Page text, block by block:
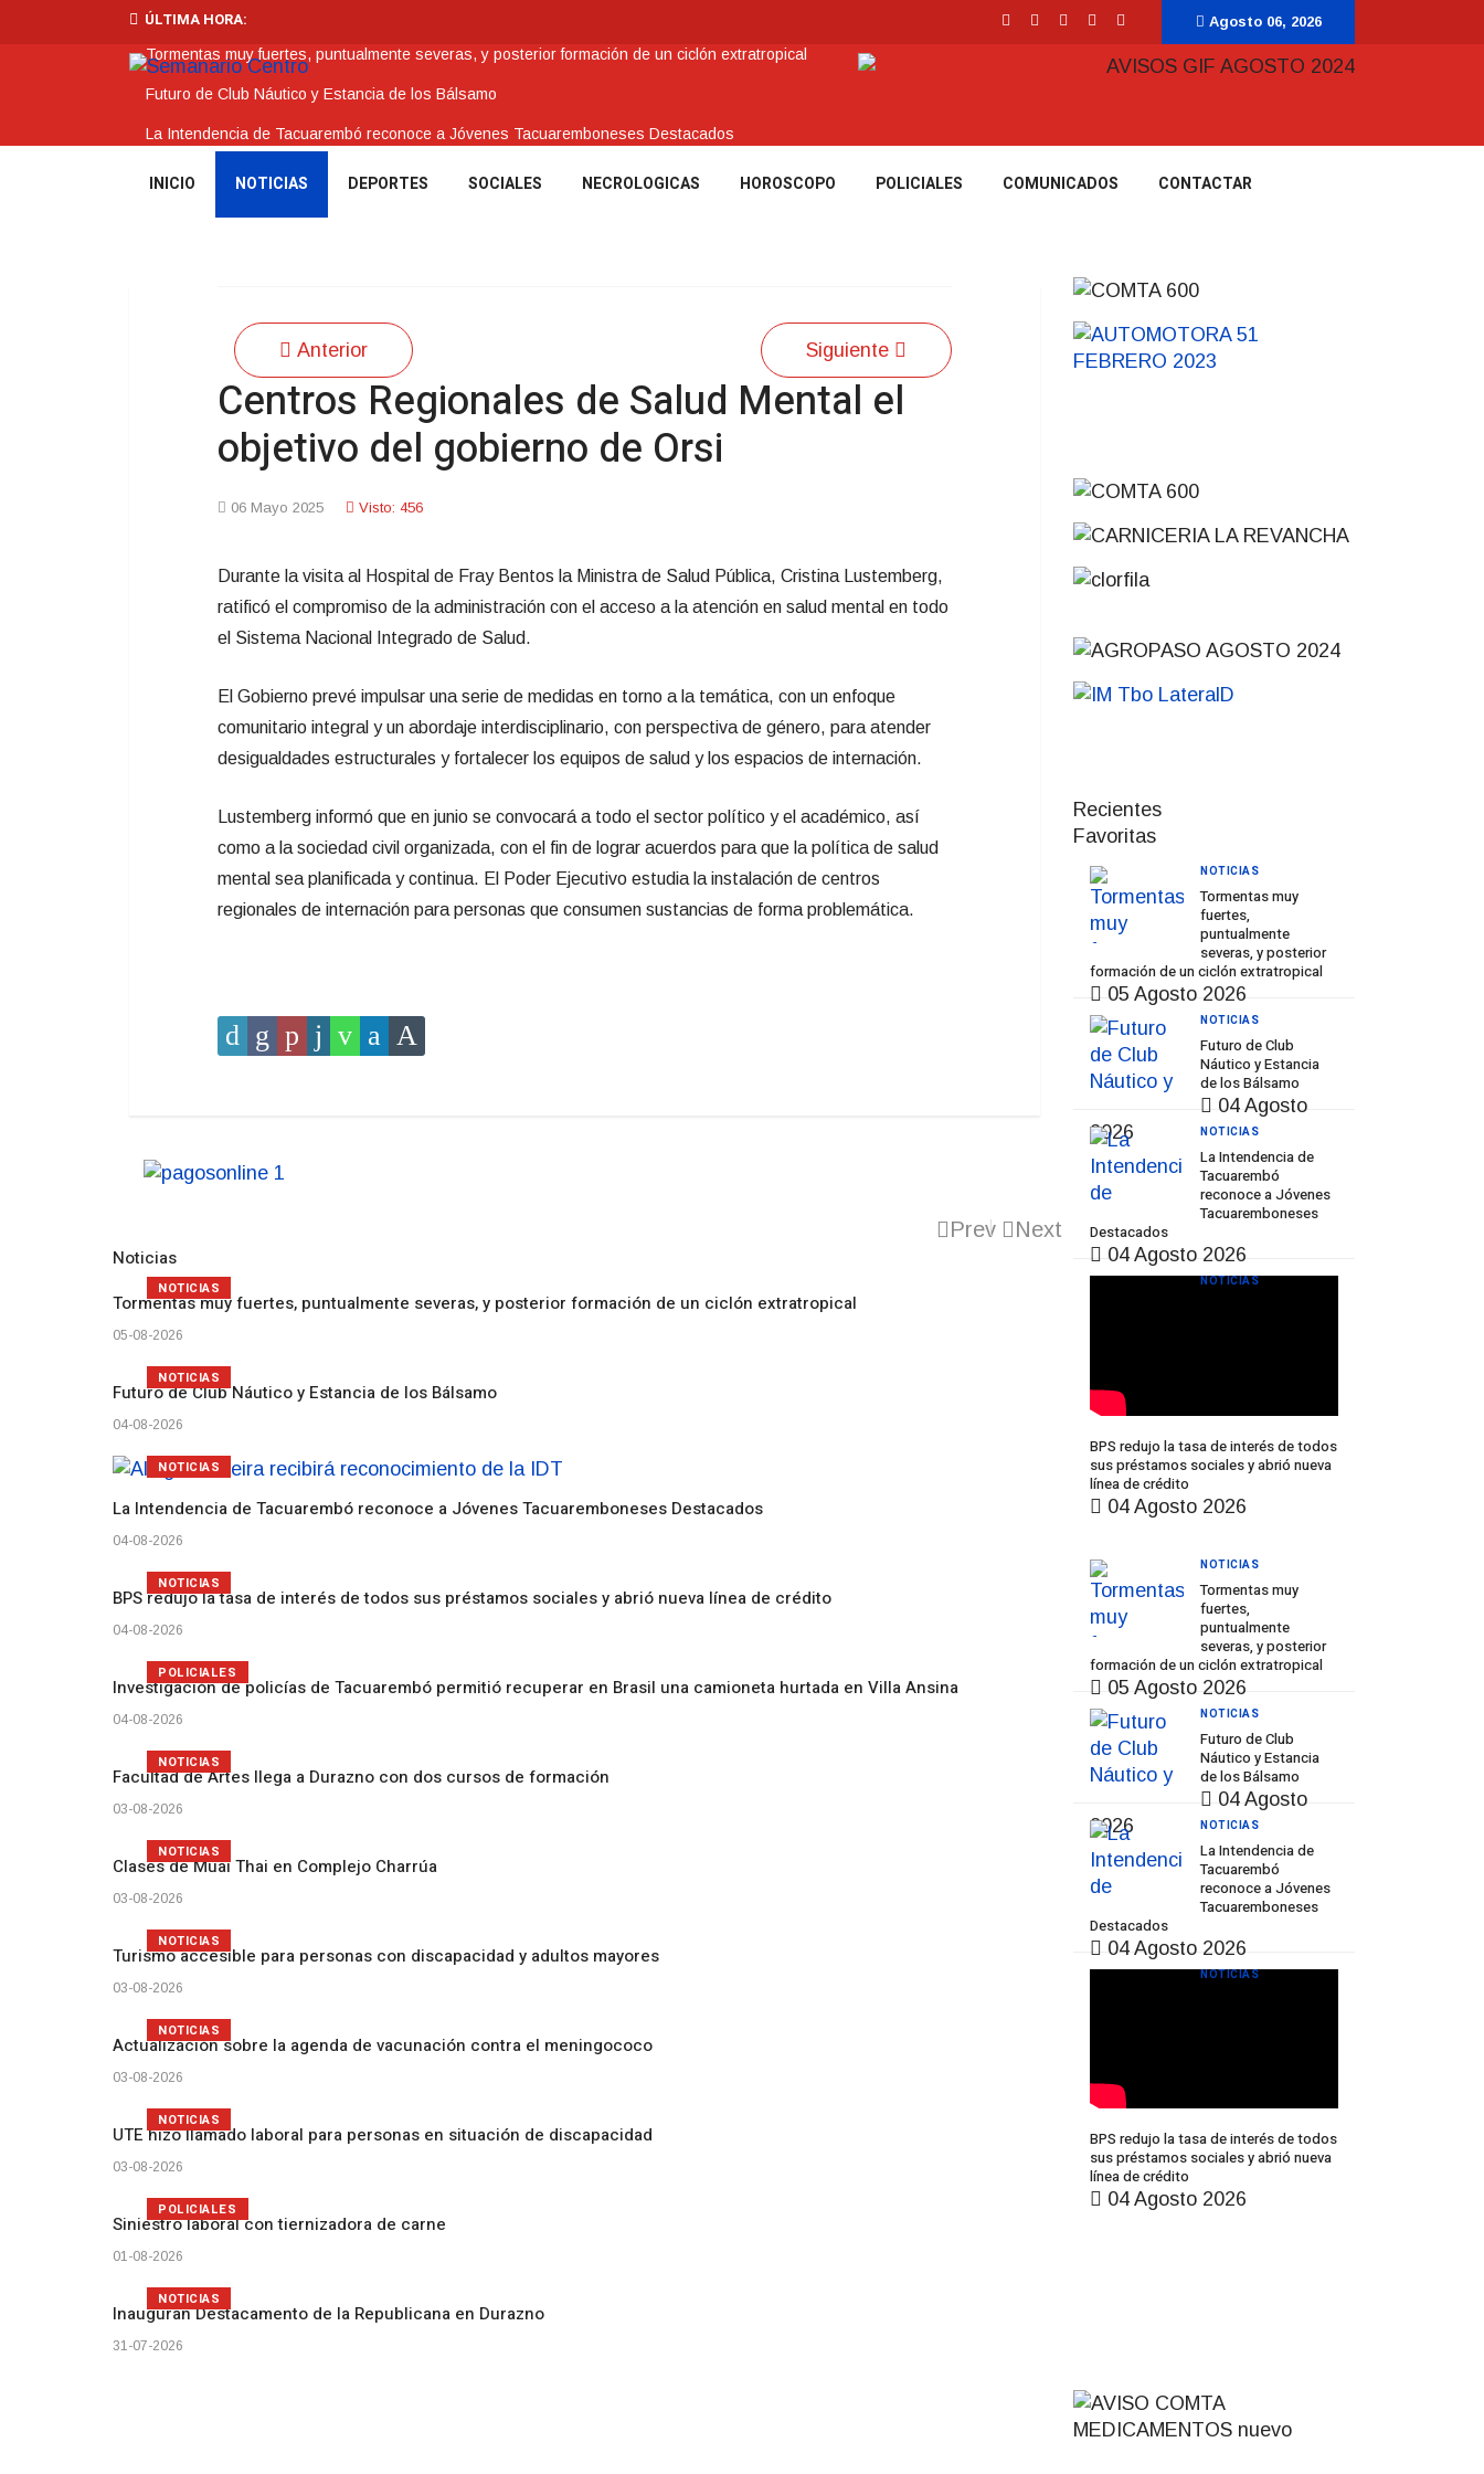
ÚLTIMA HORA:
Tormentas muy fuertes, puntualmente severas, y posterior formación de un ciclón extratropical
Futuro de Club Náutico y Estancia de los Bálsamo
La Intendencia de Tacuarembó reconoce a Jóvenes Tacuaremboneses Destacados
BPS redujo la tasa de interés de todos sus préstamos sociales y abrió nueva línea de crédito
Agosto 06, 2026
INICIO NOTICIAS DEPORTES SOCIALES NECROLOGICAS HOROSCOPO POLICIALES COMUNICADOS CONTACTAR
Anterior Siguiente
Centros Regionales de Salud Mental el
objetivo del gobierno de Orsi
06 Mayo 2025 Visto: 456
Durante la visita al Hospital de Fray Bentos la Ministra de Salud Pública, Cristina Lustemberg,
ratificó el compromiso de la administración con el acceso a la atención en salud mental en todo
el Sistema Nacional Integrado de Salud.
El Gobierno prevé impulsar una serie de medidas en torno a la temática, con un enfoque
comunitario integral y un abordaje interdisciplinario, con perspectiva de género, para atender
desigualdades estructurales y fortalecer los equipos de salud y los espacios de internación.
Lustemberg informó que en junio se convocará a todo el sector político y el académico, así
como a la sociedad civil organizada, con el fin de lograr acuerdos para que la política de salud
mental sea planificada y continua. El Poder Ejecutivo estudia la instalación de centros
regionales de internación para personas que consumen sustancias de forma problemática.
Noticias
Prev Next
Tormentas muy fuertes, puntualmente severas, y posterior formación de un ciclón extratropical
05-08-2026
NOTICIAS
Futuro de Club Náutico y Estancia de los Bálsamo
04-08-2026
NOTICIAS
La Intendencia de Tacuarembó reconoce a Jóvenes Tacuaremboneses Destacados
04-08-2026
NOTICIAS
BPS redujo la tasa de interés de todos sus préstamos sociales y abrió nueva línea de crédito
04-08-2026
NOTICIAS
Investigación de policías de Tacuarembó permitió recuperar en Brasil una camioneta hurtada en Villa Ansina
04-08-2026
POLICIALES
Facultad de Artes llega a Durazno con dos cursos de formación
03-08-2026
NOTICIAS
Clases de Muai Thai en Complejo Charrúa
03-08-2026
NOTICIAS
Turismo accesible para personas con discapacidad y adultos mayores
03-08-2026
NOTICIAS
Actualización sobre la agenda de vacunación contra el meningococo
03-08-2026
NOTICIAS
UTE hizo llamado laboral para personas en situación de discapacidad
03-08-2026
NOTICIAS
Siniestro laboral con tiernizadora de carne
01-08-2026
POLICIALES
Inauguran Destacamento de la Republicana en Durazno
31-07-2026
NOTICIAS
Recientes
Favoritas
Tormentas muy
fuertes,
puntualmente
severas, y posterior
formación de un ciclón extratropical
05 Agosto 2026
NOTICIAS
Futuro de Club
Náutico y Estancia
de los Bálsamo
04 Agosto
2026
NOTICIAS
La Intendencia de
Tacuarembó
reconoce a Jóvenes
Tacuaremboneses
Destacados
04 Agosto 2026
NOTICIAS
BPS redujo la tasa de interés de todos
sus préstamos sociales y abrió nueva
línea de crédito
04 Agosto 2026
NOTICIAS
Tormentas muy
fuertes,
puntualmente
severas, y posterior
formación de un ciclón extratropical
05 Agosto 2026
NOTICIAS
Futuro de Club
Náutico y Estancia
de los Bálsamo
04 Agosto
2026
NOTICIAS
La Intendencia de
Tacuarembó
reconoce a Jóvenes
Tacuaremboneses
Destacados
04 Agosto 2026
NOTICIAS
BPS redujo la tasa de interés de todos
sus préstamos sociales y abrió nueva
línea de crédito
04 Agosto 2026
NOTICIAS